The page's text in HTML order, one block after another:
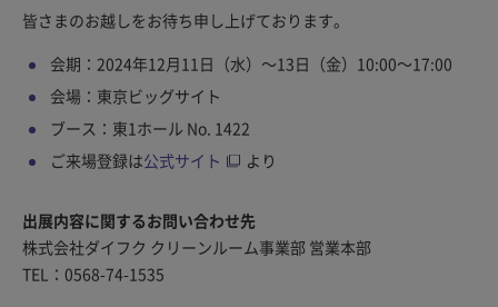
皆さまのお越しをお待ち申し上げております。
会期：2024年12月11日（水）～13日（金）10:00～17:00
会場：東京ビッグサイト
ブース：東1ホール No. 1422
ご来場登録は公式サイト より
出展内容に関するお問い合わせ先
株式会社ダイフク クリーンルーム事業部 営業本部
TEL：0568-74-1535